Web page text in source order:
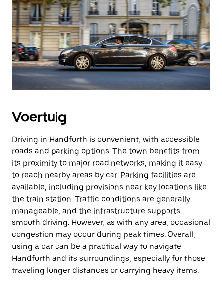
Voertuig
Driving in Handforth is convenient, with accessible
roads and parking options. The town benefits from
its proximity to major road networks, making it easy
to reach nearby areas by car. Parking facilities are
available, including provisions near key locations like
the train station. Traffic conditions are generally
manageable, and the infrastructure supports
smooth driving. However, as with any area, occasional
congestion may occur during peak times. Overall,
using a car can be a practical way to navigate
Handforth and its surroundings, especially for those
traveling longer distances or carrying heavy items.